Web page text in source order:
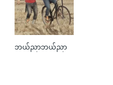
0
ဘယ်ညာဘယ်ညာ